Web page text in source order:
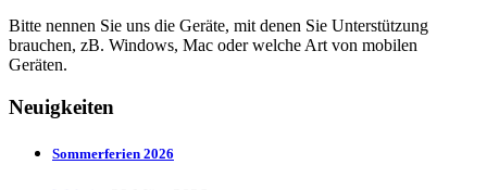
Bitte nennen Sie uns die Geräte, mit denen Sie Unterstützung
brauchen, zB. Windows, Mac oder welche Art von mobilen
Geräten.
Neuigkeiten
Sommerferien 2026